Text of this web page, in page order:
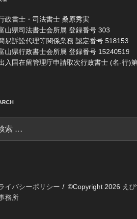
政書士・司法書士 桑原秀実
山県司法書士会所属 登録番号 303
易訴訟代理等関係業務 認定番号 518153
山県行政書士会所属 登録番号 15240519
入国在留管理庁申請取次行政書士 (名-行)
イバシーポリシー ©Copyright 2026 え
務所